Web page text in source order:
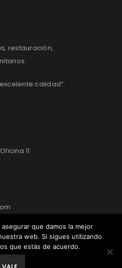
restauración,
calidad”.
11
Reserved.
que damos la mejor
web. Si sigues utilizando
que estás de acuerdo.